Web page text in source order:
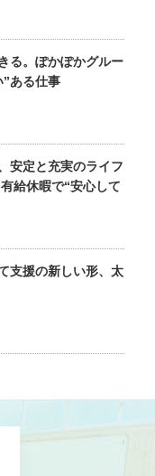
る。ぽかぽかグルー
ある仕事
安定と充実のライフ
給休暇で“安心して
支援の新しい形、太